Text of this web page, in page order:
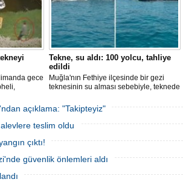
gece
Tekne, su aldı: 100 yolcu, tahliye
edildi
Muğla'nın Fethiye ilçesinde bir gezi
teknesinin su alması sebebiyle, teknede
teknenin batmaması için bölgede
kurtarma çalışması başlatıldı.
açıklama: "Takipteyiz"
teslim oldu
çıktı!
güvenlik önlemleri aldı